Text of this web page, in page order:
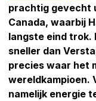
prachtig gevecht
Canada, waarbij
langste eind trok.
sneller dan
precies waar het
wereldkampioen.
namelijk energie